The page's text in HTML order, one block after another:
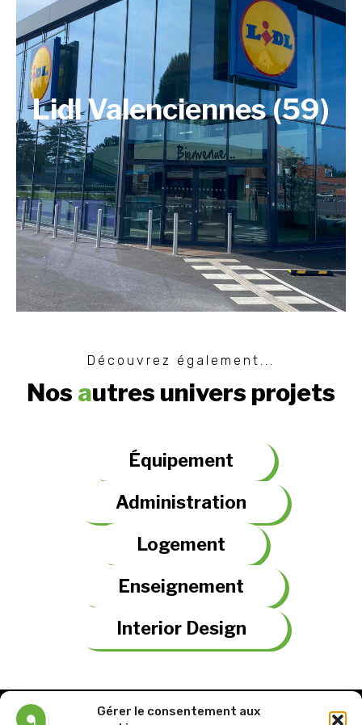
Gérer le consentement aux
Lidl Valenciennes (59)
Découvrez également...
Nos autres univers projets
Équipement
Administration
Logement
Enseignement
Interior Design